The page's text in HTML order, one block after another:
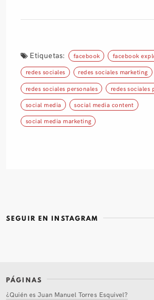
Etiquetas: facebook
facebook
redes sociales
redes sociales marketing
redes sociales personales
redes sociales
social media
social media content
social media marketing
SEGUIR EN INSTAGRAM
PÁGINAS
¿Quién es Juan Manuel Torres Esquivel?